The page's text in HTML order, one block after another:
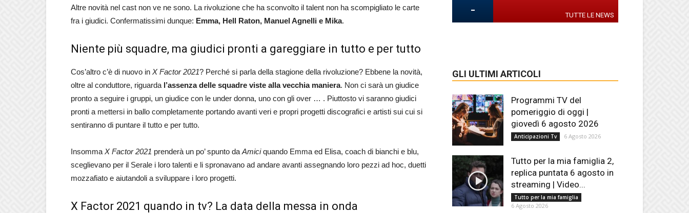
Altre novità nel cast non ve ne sono. La rivoluzione che ha sconvolto il talent non ha scompigliato le carte
fra i giudici. Confermatissimi dunque: Emma, Hell Raton, Manuel Agnelli e Mika.
Niente più squadre, ma giudici pronti a gareggiare in tutto e per tutto
Cos’altro c’è di nuovo in X Factor 2021? Perché si parla della stagione della rivoluzione? Ebbene la novità,
oltre al conduttore, riguarda l’assenza delle squadre viste alla vecchia maniera. Non ci sarà un giudice
pronto a seguire i gruppi, un giudice con le under donna, uno con gli over … . Piuttosto vi saranno giudici
pronti a mettersi in ballo completamente portando avanti veri e propri progetti discografici e artisti sui cui si
sentiranno di puntare il tutto e per tutto.
Insomma X Factor 2021 prenderà un po’ spunto da Amiciquando Emma ed Elisa, coach di bianchi e blu,
sceglievano per il Serale i loro talenti e li spronavano ad andare avanti assegnando loro pezzi ad hoc, duetti
mozzafiato e aiutandoli a sviluppare i loro progetti.
X Factor 2021 quando in tv? La data della messa in onda
- TUTTE LE NEWS
GLI ULTIMI ARTICOLI
Programmi TV del
pomeriggio di oggi |
giovedì 6 agosto 2026
Anticipazioni Tv 6 Agosto 2026
Tutto per la mia famiglia 2,
replica puntata 6 agosto in
streaming | Video...
Tutto per la mia famiglia
6 Agosto 2026